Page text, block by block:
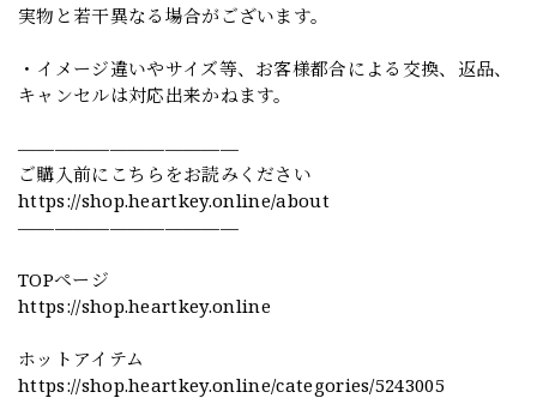
実物と若干異なる場合がございます。
・イメージ違いやサイズ等、お客様都合による交換、返品、
キャンセルは対応出来かねます。
————————————
ご購入前にこちらをお読みください
https://shop.heartkey.online/about
————————————
TOPページ
https://shop.heartkey.online
ホットアイテム
https://shop.heartkey.online/categories/5243005